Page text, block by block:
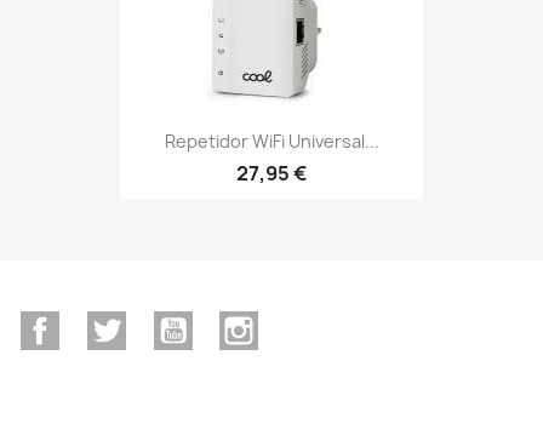
Repetidor WiFi Universal...
27,95 €
FacebookTwitter YouTube